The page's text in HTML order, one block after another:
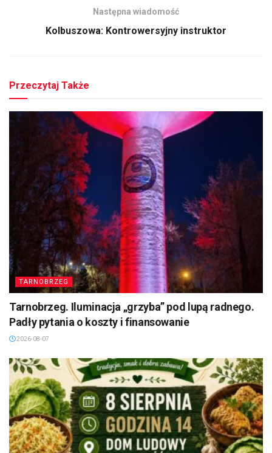
Następna wiadomość
Kolbuszowa: Kontrowersyjny instruktor
Przeczytaj Także
TARNOBRZEG
Tarnobrzeg. Iluminacja „grzyba” pod lupą radnego.
Padły pytania o koszty i finansowanie
2026-08-07